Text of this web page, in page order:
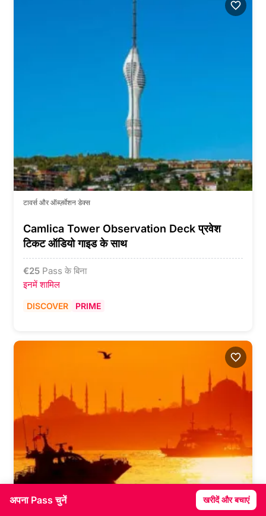
टावर्स और ऑब्ज़र्वेशन डेक्स
Camlica Tower Observation Deck प्रवेश
टिकट ऑडियो गाइड के साथ
€25 Pass के बिना
इनमें शामिल
DISCOVER PRIME
अपना Pass चुनें खरीदें और बचाएं